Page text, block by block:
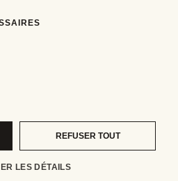
REFUSER TOUT
LES DÉTAILS